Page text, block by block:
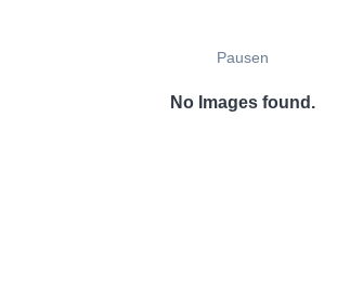
Pausen
No Images found.